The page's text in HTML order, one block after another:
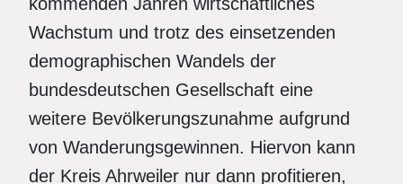
Wachstum und trotz des einsetzenden
demographischen Wandels der
bundesdeutschen Gesellschaft eine
weitere Bevölkerungszunahme aufgrund
von Wanderungsgewinnen. Hiervon kann
der Kreis Ahrweiler nur dann profitieren,